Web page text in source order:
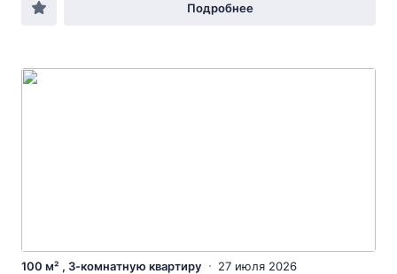
Подробнее
100 м² , 3-комнатную квартиру 27 июля 2026